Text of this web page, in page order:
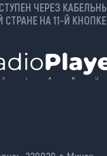
ЧЕРЕЗ
НА 11-Й КНОПКЕ.